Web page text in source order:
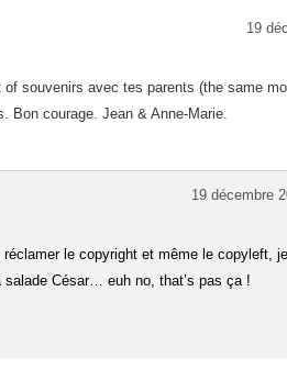
19
souvenirs avec tes parents (the same
Bon courage. Jean & Anne-Marie.
19 décembre
le copyright et même le copyleft,
César… euh no, that’s pas ça !